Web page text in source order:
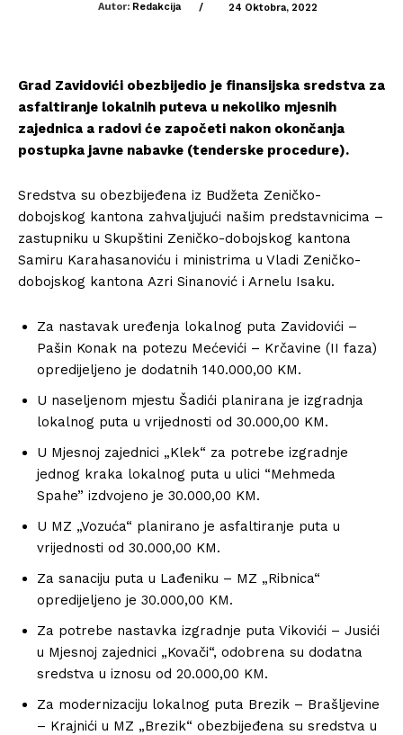
Autor: Redakcija / 24 Oktobra, 2022
Grad Zavidovići obezbijedio je finansijska sredstva za
asfaltiranje lokalnih puteva u nekoliko mjesnih
zajednica a radovi će započeti nakon okončanja
postupka javne nabavke (tenderske procedure).
Sredstva su obezbijeđena iz Budžeta Zeničko-
dobojskog kantona zahvaljujući našim predstavnicima –
zastupniku u Skupštini Zeničko-dobojskog kantona
Samiru Karahasanoviću i ministrima u Vladi Zeničko-
dobojskog kantona Azri Sinanović i Arnelu Isaku.
Za nastavak uređenja lokalnog puta Zavidovići –
Pašin Konak na potezu Mećevići – Krčavine (II faza)
opredijeljeno je dodatnih 140.000,00 KM.
U naseljenom mjestu Šadići planirana je izgradnja
lokalnog puta u vrijednosti od 30.000,00 KM.
U Mjesnoj zajednici „Klek“ za potrebe izgradnje
jednog kraka lokalnog puta u ulici “Mehmeda
Spahe” izdvojeno je 30.000,00 KM.
U MZ „Vozuća“ planirano je asfaltiranje puta u
vrijednosti od 30.000,00 KM.
Za sanaciju puta u Lađeniku – MZ „Ribnica“
opredijeljeno je 30.000,00 KM.
Za potrebe nastavka izgradnje puta Vikovići – Jusići
u Mjesnoj zajednici „Kovači“, odobrena su dodatna
sredstva u iznosu od 20.000,00 KM.
Za modernizaciju lokalnog puta Brezik – Brašljevine
– Krajnići u MZ „Brezik“ obezbijeđena su sredstva u